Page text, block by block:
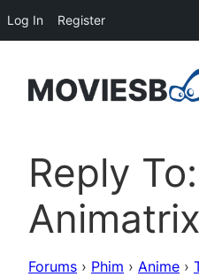
Reply
Animatrix
Forums › Phim › Anime ›
Log In Register